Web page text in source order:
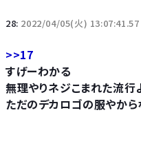
28: 2022/04/05(火)
>>17
すげーわかる
無理やりネジこまれた流行
ただのデカロゴの服やから